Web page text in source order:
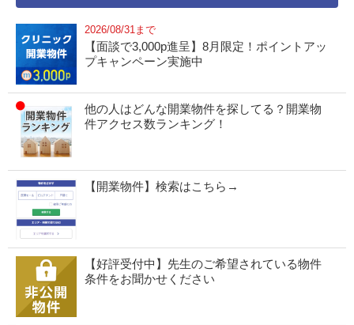
2026/08/31まで
【面談で3,000p進呈】8月限定！ポイントアッ
プキャンペーン実施中
他の人はどんな開業物件を探してる？開業物
件アクセス数ランキング！
【開業物件】検索はこちら→
【好評受付中】先生のご希望されている物件
条件をお聞かせください